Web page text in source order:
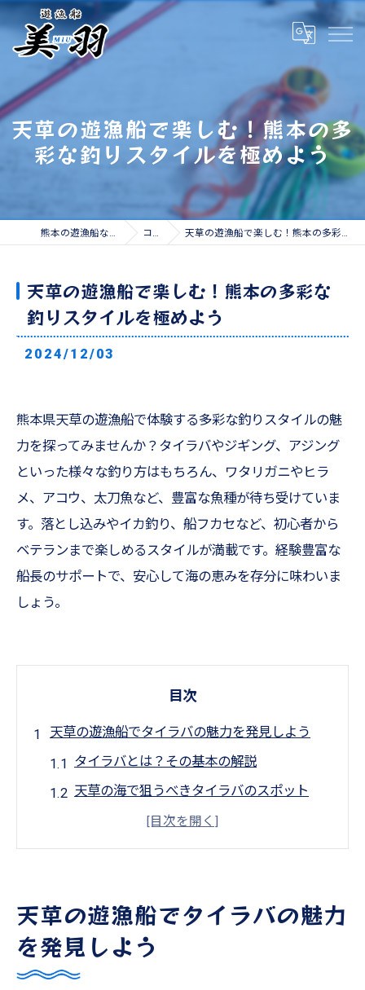
天草の遊漁船で楽しむ！熊本の多
彩な釣りスタイルを極めよう
熊本の遊漁船なら遊漁船 美羽 コラム 天草の遊漁船で楽しむ！熊本の多彩な釣りスタイルを極めよう
天草の遊漁船で楽しむ！熊本の多彩な
釣りスタイルを極めよう
2024/12/03
熊本県天草の遊漁船で体験する多彩な釣りスタイルの魅
力を探ってみませんか？タイラバやジギング、アジング
といった様々な釣り方はもちろん、ワタリガニやヒラ
メ、アコウ、太刀魚など、豊富な魚種が待ち受けていま
す。落とし込みやイカ釣り、船フカセなど、初心者から
ベテランまで楽しめるスタイルが満載です。経験豊富な
船長のサポートで、安心して海の恵みを存分に味わいま
しょう。
目次
天草の遊漁船でタイラバの魅力を発見しよう
タイラバとは？その基本の解説
天草の海で狙うべきタイラバのスポット
初心者が知っておくべきタイラバのコツ
天草でのタイラバ釣りにおすすめの季節
ク
タイラバ釣りの魅力を存分に楽しむために
天草の遊漁船でタイラバの魅力
を発見しよう